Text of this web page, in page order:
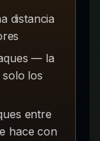
distancia
— la
los
entre
hace con